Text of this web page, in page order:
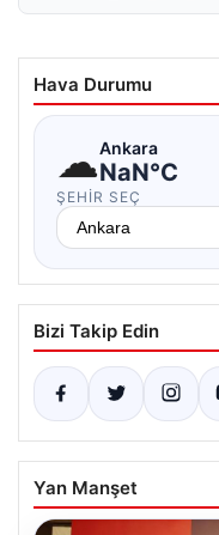
Hava Durumu
☁Ankara
NaN°C
ŞEHIR SEÇ
Bizi Takip Edin
Yan Manşet